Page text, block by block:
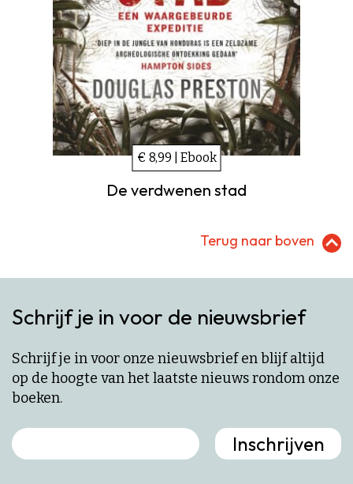
€ 8,99 | Ebook
De verdwenen stad
Terug naar boven
Schrijf je in voor de nieuwsbrief
Schrijf je in voor onze nieuwsbrief en blijf altijd
op de hoogte van het laatste nieuws rondom onze
boeken.